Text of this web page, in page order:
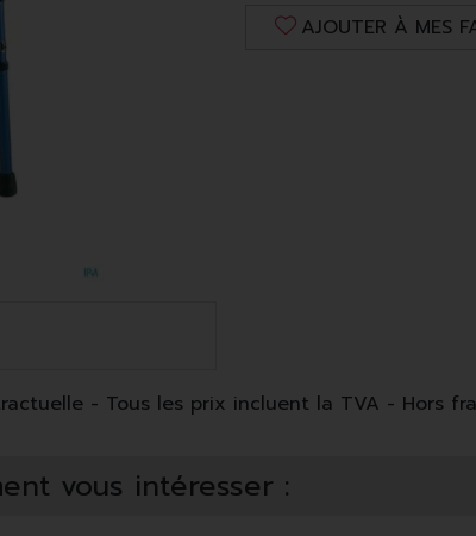
AJOUTER À MES
- Tous les prix incluent la TVA - Hors
vous intéresser :